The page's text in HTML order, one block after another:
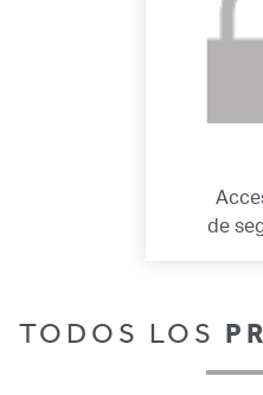
de
TODOS LOS